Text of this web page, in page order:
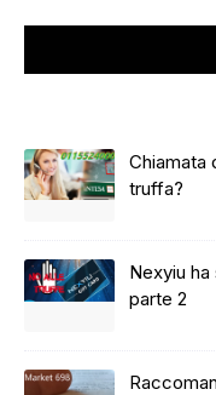
Chiamata
truffa?
Nexyiu
parte 2